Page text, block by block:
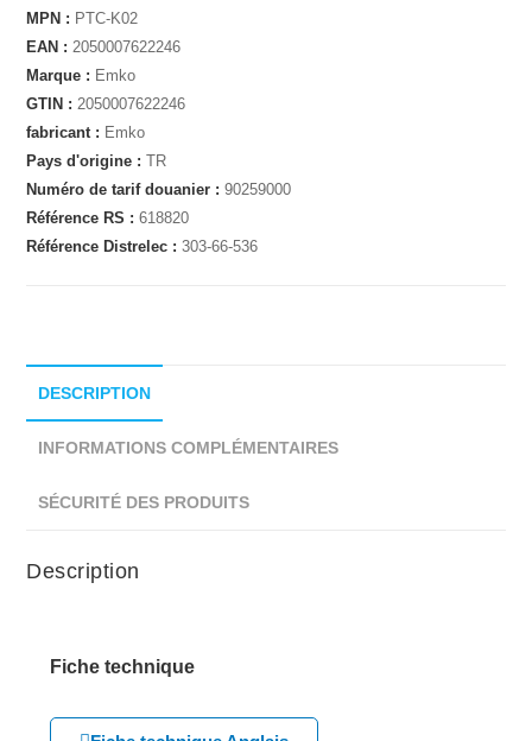
MPN : PTC-K02
EAN :2050007622246
Marque : Emko
GTIN :2050007622246
fabricant : Emko
Pays d'origine :TR
Numéro de tarif douanier :90259000
Référence RS :618820
Référence Distrelec :303-66-536
DESCRIPTION
INFORMATIONS COMPLÉMENTAIRES
SÉCURITÉ DES PRODUITS
Description
Fiche technique